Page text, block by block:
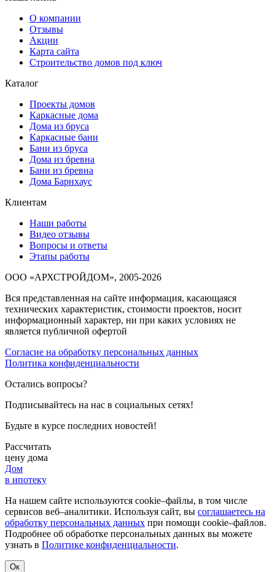
О компании
Отзывы
Акции
Карта сайта
Строительство домов под ключ
Каталог
Проекты домов
Каркасные дома
Дома из бруса
Каркасные бани
Бани из бруса
Дома из бревна
Бани из бревна
Дома Барнхаус
Клиентам
Наши работы
Видео отзывы
Вопросы и ответы
Этапы работы
ООО «АРХСТРОЙДОМ», 2005-2026
Вся представленная на сайте информация, касающаяся
технических характеристик, стоимости проектов, носит
информационный характер, ни при каких условиях не
является публичной офертой
Согласие на обработку персональных данных
Политика конфиденциальности
Остались вопросы?
Подписывайтесь на нас в социальных сетях!
Будьте в курсе последних новостей!
Рассчитать
цену дома
Дом
в ипотеку
На нашем сайте используются cookie–файлы, в том числе
сервисов веб–аналитики. Используя сайт, вы соглашаетесь на
обработку персональных данных при помощи cookie–файлов.
Подробнее об обработке персональных данных вы можете
узнать в Политике конфиденциальности.
Ок